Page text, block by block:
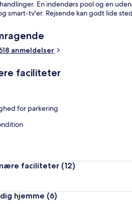
En indendørs pool og en
smart-tv'er. Rejsende kan godt lide
10.
anmeldelser
faciliteter
for parkering
faciliteter (12)
hjemme (6)